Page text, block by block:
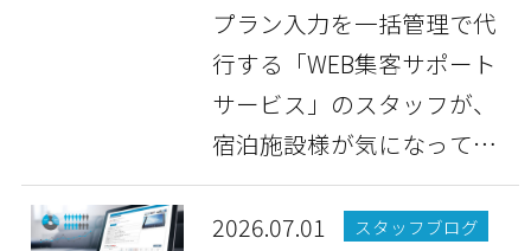
プラン入力を一括管理で代
行する「WEB集客サポート
サービス」のスタッフが、
宿泊施設様が気になってい
る情報や豆知識など...
2026.07.01
スタッフブログ